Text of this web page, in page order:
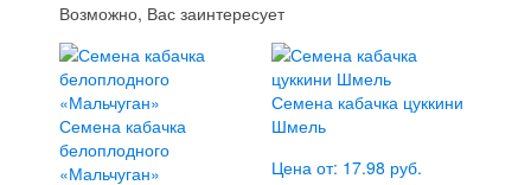
Возможно, Вас заинтересует
Семена кабачка
белоплодного
«Мальчуган»
Семена кабачка цуккини
Шмель
Цена от: 17.98 руб.